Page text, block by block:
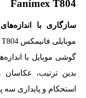
Fanimex T804
سازگاری با
بدین ترتیب، عکاسان
استحکام و پایداری سه